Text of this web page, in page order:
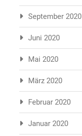
September 2020
Juni 2020
Mai 2020
März 2020
Februar 2020
Januar 2020